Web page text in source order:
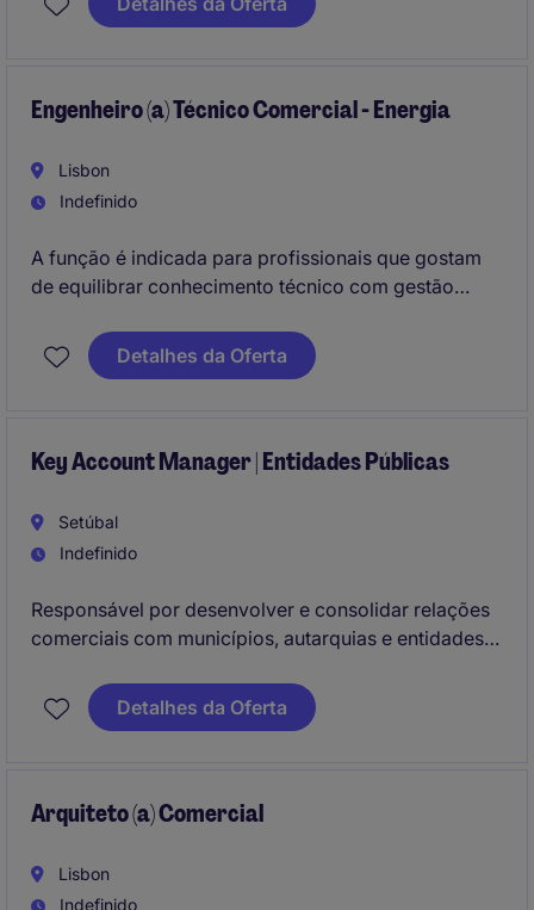
através de uma atuação de suporte e influência
Engenheiro (a) Técnico Comercial - Energia
Lisbon
Indefinido
A função é indicada para profissionais que gostam
de equilibrar conhecimento técnico com gestão
clientes e com elevada autonomia no dia a dia.
Detalhes da Oferta
Key Account Manager | Entidades Públicas
Setúbal
Indefinido
Responsável por desenvolver e consolidar relações
comerciais com municípios, autarquias e entidades
negócio. Acompanhar todo o ciclo de contratação
pública, desde a identificação de concursos até à
Detalhes da Oferta
Arquiteto (a) Comercial
Lisbon
Indefinido